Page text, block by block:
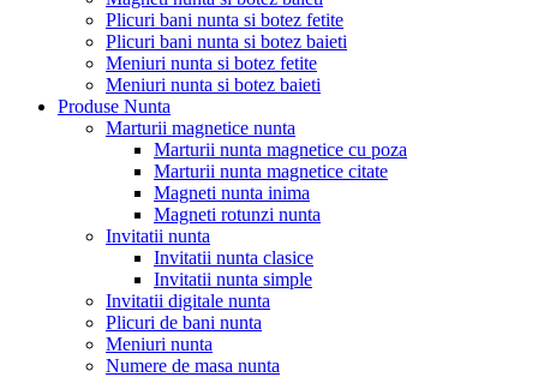
Plicuri bani nunta si botez fetite
Plicuri bani nunta si botez baieti
Meniuri nunta si botez fetite
Meniuri nunta si botez baieti
Produse Nunta
Marturii magnetice nunta
Marturii nunta magnetice cu poza
Marturii nunta magnetice citate
Magneti nunta inima
Magneti rotunzi nunta
Invitatii nunta
Invitatii nunta clasice
Invitatii nunta simple
Invitatii digitale nunta
Plicuri de bani nunta
Meniuri nunta
Numere de masa nunta